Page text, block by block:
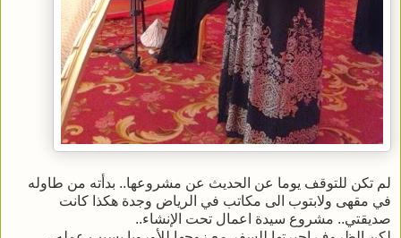
لم تكن للتوقف يوما عن الحديث عن مشروعها.. بدأته من طاوله
في مقهى ولابتوب الى مكاتب في الرياض وجدة هكذا كانت
صديقتي.. مشروع سيدة اعمال تحت الإنشاء..